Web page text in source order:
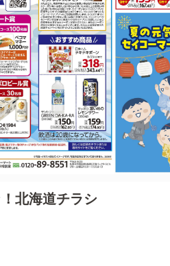
北海道チラシ